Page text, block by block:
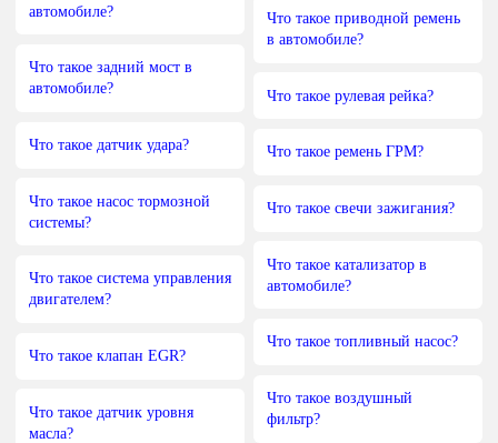
автомобиле?
Что такое задний мост в
автомобиле?
Что такое датчик удара?
Что такое насос тормозной
системы?
Что такое система управления
двигателем?
Что такое клапан EGR?
Что такое датчик уровня
масла?
Что такое приводной ремень
в автомобиле?
Что такое рулевая рейка?
Что такое ремень ГРМ?
Что такое свечи зажигания?
Что такое катализатор в
автомобиле?
Что такое топливный насос?
Что такое воздушный
фильтр?